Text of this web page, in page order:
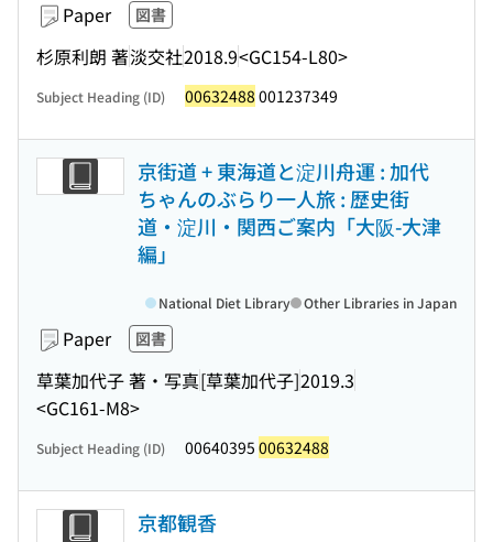
Paper 図書
杉原利朗 著淡交社2018.9<GC154-L80>
Subject Heading (ID) 00632488 001237349
京街道 + 東海道と淀川舟運 : 加代
ちゃんのぶらり一人旅 : 歴史街
道・淀川・関西ご案内「大阪-大津
編」
Paper 図書
草葉加代子 著・写真[草葉加代子]2019.3
<GC161-M8>
National Diet Library Other Libraries in Japan
Subject Heading (ID) 00640395 00632488
京都観香